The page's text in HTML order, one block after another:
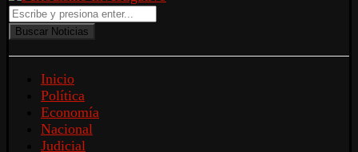
Buscar Noticias
Inicio
Política
Economía
Nacional
Judicial